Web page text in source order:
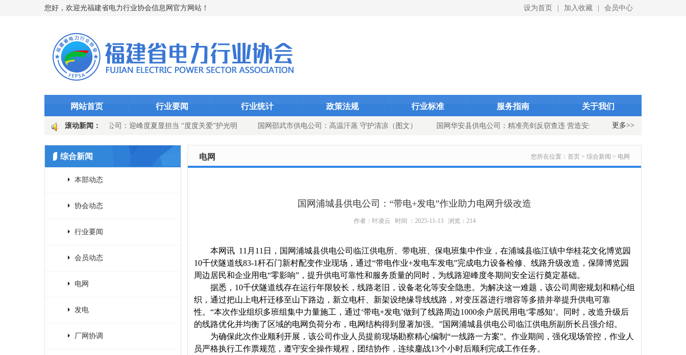
您好，欢迎光福建省电力行业协会信息网官方网站！ 设为首页 加入收藏 会员中心
网站首页 行业要闻 行业统计 政策法规 行业标准 服务指南 关于我们
更多>>
滚动新闻：
破5000万千瓦时 永安发电公司：迎峰度夏显担当 “度度关爱”护光明 国网邵武市供电公司：高温汗蒸 守护清凉（图文） 国网华安县供电公司：精准亮剑反窃查违 营造安全有序用电环境
” 徐市变电站选线装置升级 国网上杭县供电公司：吹响百日攻坚号角 党建引领供电可靠性提升
综合新闻
本部动态
协会动态
行业要闻
会员动态
电网
发电
厂网协调
电网 您所在位置： 首页 > 综合新闻 > 电网
国网浦城县供电公司：“带电+发电”作业助力电网升级改造
作者：叶凌云 时间 ：2025-11-13 浏览：214
本网讯 11月11日，国网浦城县供电公司临江供电所、带电班、保电班集中作业，在浦城县临江镇中华桂花文化博览园
10千伏隧道线83-1杆石门新村配变作业现场，通过“带电作业+发电车发电”完成电力设备检修、线路升级改造，保障博览园
周边居民和企业用电“零影响”，提升供电可靠性和服务质量的同时，为线路迎峰度冬期间安全运行奠定基础。
据悉，10千伏隧道线存在运行年限较长，线路老旧，设备老化等安全隐患。为解决这一难题，该公司周密规划和精心组
织，通过把山上电杆迁移至山下路边，新立电杆、新架设绝缘导线线路，对变压器进行增容等多措并举提升供电可靠
性。“本次作业组织多班组集中力量施工，通过‘带电+发电’做到了线路周边1000余户居民用电‘零感知’。同时，改造升级后
的线路优化并均衡了区域的电网负荷分布，电网结构得到显著加强。”国网浦城县供电公司临江供电所副所长吕强介绍。
为确保此次作业顺利开展，该公司作业人员提前现场勘察精心编制“一线路一方案”。作业期间，强化现场管控，作业人
员严格执行工作票规范，遵守安全操作规程，团结协作，连续鏖战13个小时后顺利完成工作任务。